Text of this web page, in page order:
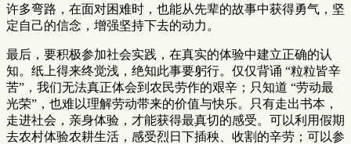
许多弯路，在面对困难时，也能从先辈的故事中获得勇气，坚
定自己的信念，增强坚持下去的动力。
最后，要积极参加社会实践，在真实的体验中建立正确的认
知。纸上得来终觉浅，绝知此事要躬行。仅仅背诵 “粒粒皆辛
苦”，我们无法真正体会到农民劳作的艰辛；只知道 “劳动最
光荣”，也难以理解劳动带来的价值与快乐。只有走出书本，
走进社会，亲身体验，才能获得最真切的感受。可以利用假期
去农村体验农耕生活，感受烈日下插秧、收割的辛劳；可以参